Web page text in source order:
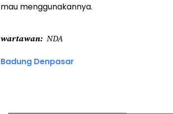
mau menggunakannya.
wartawan NDA
Badung Denpasar